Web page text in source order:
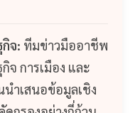
จ: ทีมข่าวมืออาชีพ
จ การเมือง และ
ำเสนอข้อมูลเชิง